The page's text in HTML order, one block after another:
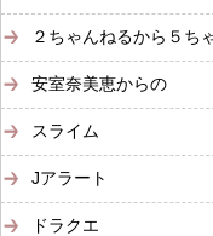
２ちゃんねるから５ち
安室奈美恵からの
スライム
Jアラート
ドラクエ